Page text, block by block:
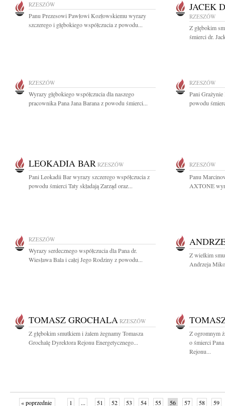
RZESZÓW
Panu Prezesowi Pawłowi Kozłowskiemu wyrazy
szczerego i głębokiego współczucia z powodu...
JACEK
RZESZÓW
Z głębokim
śmierci dr.
RZESZÓW
Wyrazy głębokiego współczucia dla naszego
pracownika Pana Jana Barana z powodu śmierci...
RZESZÓW
Pani Grażynie
powodu
LEOKADIA BAR RZESZÓW
Pani Leokadii Bar wyrazy szczerego współczucia z
powodu śmierci Taty składają Zarząd oraz...
RZESZÓW
Panu
AXTONE
RZESZÓW
Wyrazy serdecznego współczucia dla Pana dr.
Wiesława Bala i całej Jego Rodziny z powodu...
Z wielkim
Andrzeja
TOMASZ GROCHALA RZESZÓW
Z głębokim smutkiem i żalem żegnamy Tomasza
Grochalę Dyrektora Rejonu Energetycznego...
Z ogromnym
o śmierci
Rejonu...
« poprzednie 1 ... 51 52 53 54 55 56 57 58 59